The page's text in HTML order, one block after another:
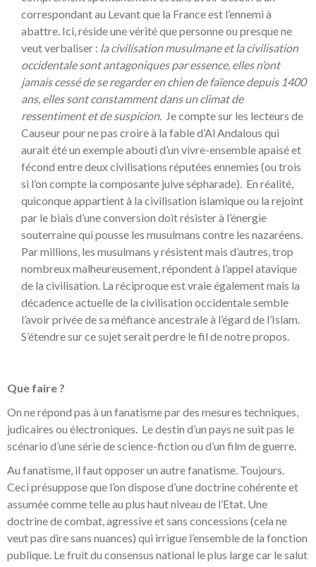
correspondant au Levant que la France est l’ennemi à
abattre. Ici, réside une vérité que personne ou presque ne
veut verbaliser : la civilisation musulmane et la civilisation
occidentale sont antagoniques par essence, elles n’ont
jamais cessé de se regarder en chien de faïence depuis 1400
ans, elles sont constamment dans un climat de
ressentiment et de suspicion. Je compte sur les lecteurs de
Causeur pour ne pas croire à la fable d’Al Andalous qui
aurait été un exemple abouti d’un vivre-ensemble apaisé et
fécond entre deux civilisations réputées ennemies (ou trois
si l’on compte la composante juive sépharade). En réalité,
quiconque appartient à la civilisation islamique ou la rejoint
par le biais d’une conversion doit résister à l’énergie
souterraine qui pousse les musulmans contre les nazaréens.
Par millions, les musulmans y résistent mais d’autres, trop
nombreux malheureusement, répondent à l’appel atavique
de la civilisation. La réciproque est vraie également mais la
décadence actuelle de la civilisation occidentale semble
l’avoir privée de sa méfiance ancestrale à l’égard de l’Islam.
S’étendre sur ce sujet serait perdre le fil de notre propos.
Que faire ?
On ne répond pas à un fanatisme par des mesures techniques,
judicaires ou électroniques. Le destin d’un pays ne suit pas le
scénario d’une série de science-fiction ou d’un film de guerre.
Au fanatisme, il faut opposer un autre fanatisme. Toujours.
Ceci présuppose que l’on dispose d’une doctrine cohérente et
assumée comme telle au plus haut niveau de l’Etat. Une
doctrine de combat, agressive et sans concessions (cela ne
veut pas dire sans nuances) qui irrigue l’ensemble de la fonction
publique. Le fruit du consensus national le plus large car le salut